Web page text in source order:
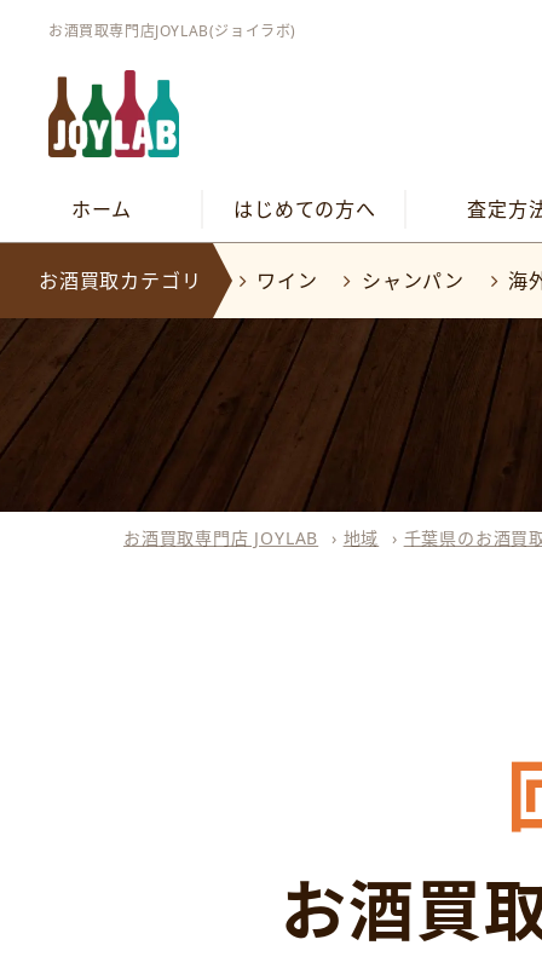
お酒買取専門店JOYLAB(ジョイラボ)
ホーム はじめての方へ 査定方
お酒買取カテゴリ ワイン シャンパン 海
お酒買取専門店 JOYLAB › 地域 › 千葉県のお酒買
お酒買